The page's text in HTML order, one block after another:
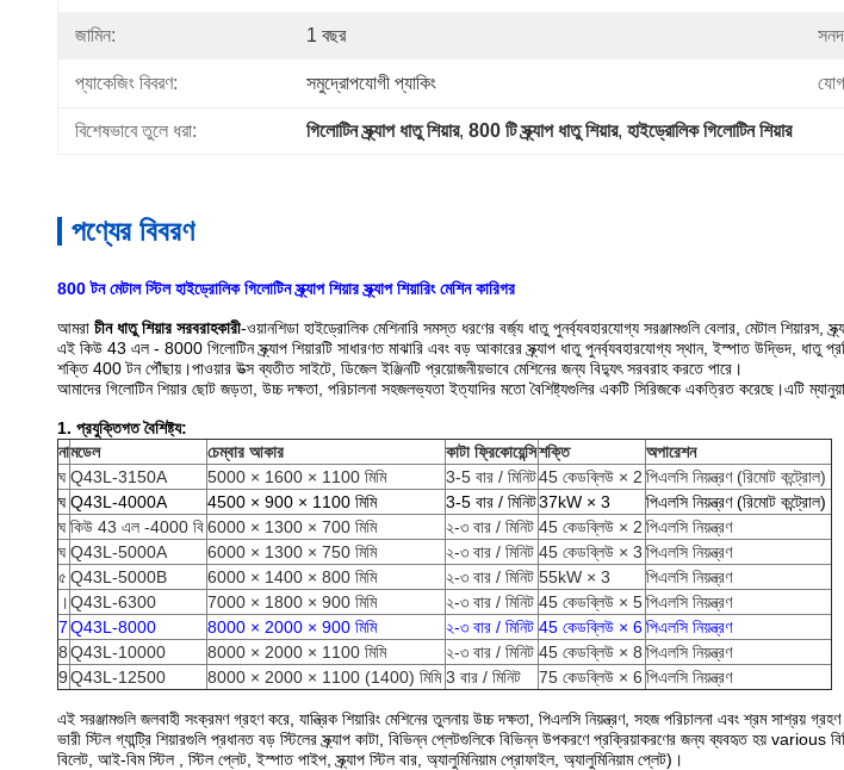
জামিন: 1 বছর
প্যাকেজিং বিবরণ: সমুদ্রোপযোগী প্যাকিং
বিশেষভাবে তুলে ধরা: গিলোটিন স্ক্র্যাপ ধাতু শিয়ার, 800 টি স্ক্র্যাপ ধাতু শিয়ার, হাইড্রোলিক গিলোটিন শিয়ার
পণ্যের বিবরণ
800 টন মেটাল স্টিল হাইড্রোলিক গিলোটিন স্ক্র্যাপ শিয়ার স্ক্র্যাপ শিয়ারিং মেশিন কারিগর
আমরা চীন ধাতু শিয়ার সরবরাহকারী-ওয়ানশিডা হাইড্রোলিক মেশিনারি সমস্ত ধরণের বর্জ্য ধাতু পুনর্ব্যবহারযোগ্য সরঞ্জামগুলি বেলার, মেটাল শিয়ারস,
এই কিউ 43 এল - 8000 গিলোটিন স্ক্র্যাপ শিয়ারটি সাধারণত মাঝারি এবং বড় আকারের স্ক্র্যাপ ধাতু পুনর্ব্যবহারযোগ্য স্থান, ইস্পাত উদ্ভিদ, ধাতু
শক্তি 400 টন পৌঁছায়।পাওয়ার উত্স ব্যতীত সাইটে, ডিজেল ইঞ্জিনটি প্রয়োজনীয়ভাবে মেশিনের জন্য বিদ্যুৎ সরবরাহ করতে পারে।
আমাদের গিলোটিন শিয়ার ছোট জড়তা, উচ্চ দক্ষতা, পরিচালনা সহজলভ্যতা ইত্যাদির মতো বৈশিষ্ট্যগুলির একটি সিরিজকে একত্রিত করেছে।এটি
1. প্রযুক্তিগত বৈশিষ্ট্য:
নামডেল চেম্বার আকার কাটা ফ্রিকোয়েন্সিশক্তি
অপারেশন
ঘ Q43L-3150A 5000 × 1600 × 1100 মিমি 3-5 বার / মিনিট45 কেডব্লিউ × 2 পিএলসি নিয়ন্ত্রণ (রিমোট কন্ট্রোল)
ঘ Q43L-4000A 4500 × 900 × 1100 মিমি 3-5 বার / মিনিট37kW × 3
পিএলসি নিয়ন্ত্রণ (রিমোট কন্ট্রোল)
ঘ কিউ 43 এল -4000 বি6000 × 1300 × 700 মিমি ২-৩ বার / মিনিট 45 কেডব্লিউ × 2 পিএলসি নিয়ন্ত্রণ
ঘ Q43L-5000A 6000 × 1300 × 750 মিমি ২-৩ বার / মিনিট 45 কেডব্লিউ × 3 পিএলসি নিয়ন্ত্রণ
৫ Q43L-5000B 6000 × 1400 × 800 মিমি ২-৩ বার / মিনিট 55kW × 3
পিএলসি নিয়ন্ত্রণ
।Q43L-6300 7000 × 1800 × 900 মিমি ২-৩ বার / মিনিট 45 কেডব্লিউ × 5পিএলসি নিয়ন্ত্রণ
7Q43L-8000 8000 × 2000 × 900 মিমি ২-৩ বার / মিনিট 45 কেডব্লিউ × 6পিএলসি নিয়ন্ত্রণ
8Q43L-10000 8000 × 2000 × 1100 মিমি ২-৩ বার / মিনিট 45 কেডব্লিউ × 8 পিএলসি নিয়ন্ত্রণ
9Q43L-12500 8000 × 2000 × 1100 (1400) মিমি 3 বার / মিনিট 75 কেডব্লিউ × 6 পিএলসি নিয়ন্ত্রণ
এই সরঞ্জামগুলি জলবাহী সংক্রমণ গ্রহণ করে, যান্ত্রিক শিয়ারিং মেশিনের তুলনায় উচ্চ দক্ষতা, পিএলসি নিয়ন্ত্রণ, সহজ পরিচালনা এবং শ্রম সাশ্রয়
ভারী স্টিল গ্যান্ট্রি শিয়ারগুলি প্রধানত বড় স্টিলের স্ক্র্যাপ কাটা, বিভিন্ন প্লেটগুলিকে বিভিন্ন উপকরণে প্রক্রিয়াকরণের জন্য ব্যবহৃত হয়
বিলেট, আই-বিম স্টিল , স্টিল প্লেট, ইস্পাত পাইপ, স্ক্র্যাপ স্টিল বার, অ্যালুমিনিয়াম প্রোফাইল, অ্যালুমিনিয়াম প্লেট)।